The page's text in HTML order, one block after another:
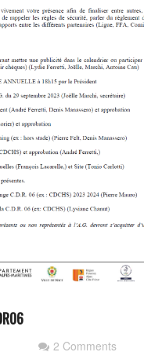
2 Comments